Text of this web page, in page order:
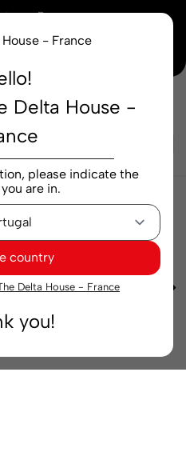
- France
Delta House -
please indicate the
are in.
country
Delta House - France
you!
en France
ses derniers détails. Merci de votre
Capsules Delta Q